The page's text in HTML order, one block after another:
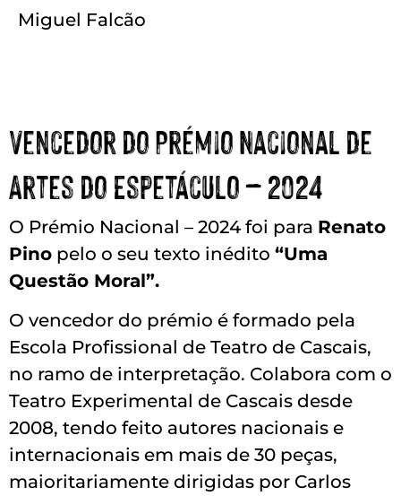
Miguel Falcão
Vencedor do Prémio Nacional de
Artes do Espetáculo – 2024
O Prémio Nacional – 2024 foi para Renato
Pino pelo o seu texto inédito “Uma
Questão Moral”.
O vencedor do prémio é formado pela
Escola Profissional de Teatro de Cascais,
no ramo de interpretação. Colabora com o
Teatro Experimental de Cascais desde
2008, tendo feito autores nacionais e
internacionais em mais de 30 peças,
maioritariamente dirigidas por Carlos